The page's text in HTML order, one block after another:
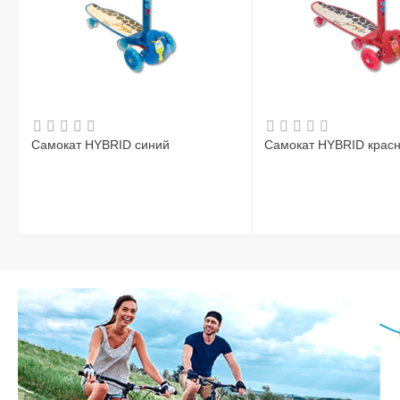
Самокат HYBRID синий Самокат HYBRID